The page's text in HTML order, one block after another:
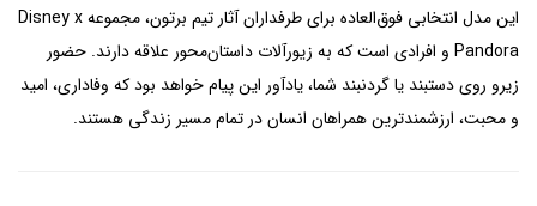
این مدل انتخابی فوق‌العاده برای طرفداران آثار تیم برتون، مجموعه Disney x
Pandora و افرادی است که به زیورآلات داستان‌محور علاقه دارند. حضور
زیرو روی دستبند یا گردنبند شما، یادآور این پیام خواهد بود که وفاداری، امید
و محبت، ارزشمندترین همراهان انسان در تمام مسیر زندگی هستند.